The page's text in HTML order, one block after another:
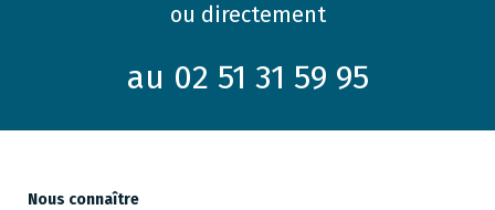
ou directement
au 02 51 31 59 95
Nous connaître